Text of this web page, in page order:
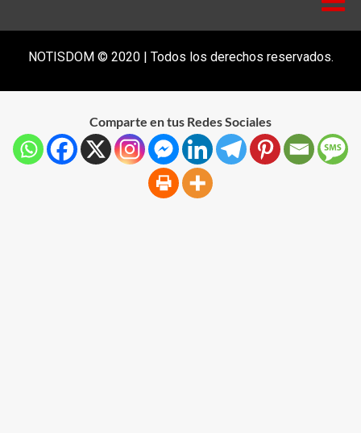
NOTISDOM © 2020 | Todos los derechos reservados.
Comparte en tus Redes Sociales